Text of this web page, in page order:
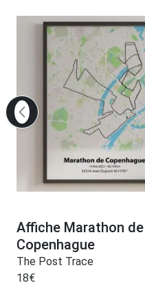
Affiche Marathon de
Copenhague
The Post Trace
18€